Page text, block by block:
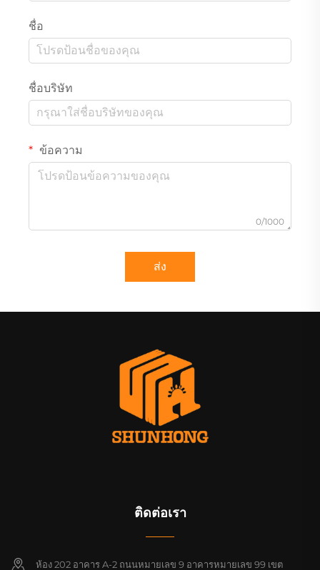
ชื่อ
ชื่อบริษัท
ข้อความ
0/1000
ส่ง
ติดต่อเรา
ห้อง 202 อาคาร A-2 ถนนหมายเลข 9 อาคารหมายเลข 99 เขต